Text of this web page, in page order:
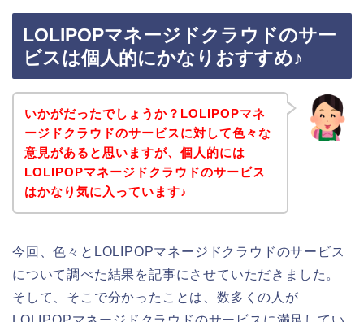
LOLIPOPマネージドクラウドのサー
ビスは個人的にかなりおすすめ♪
いかがだったでしょうか？LOLIPOPマネ
ージドクラウドのサービスに対して色々な
意見があると思いますが、個人的には
LOLIPOPマネージドクラウドのサービス
はかなり気に入っています♪
今回、色々とLOLIPOPマネージドクラウドのサービス
について調べた結果を記事にさせていただきました。
そして、そこで分かったことは、数多くの人が